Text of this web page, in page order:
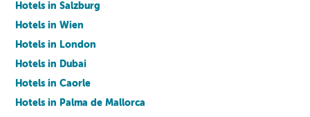
Hotels in Salzburg
Hotels in Wien
Hotels in London
Hotels in Dubai
Hotels in Caorle
Hotels in Palma de Mallorca